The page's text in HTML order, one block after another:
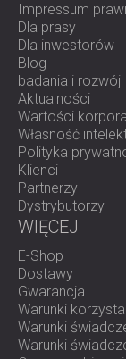
Impressum
Dla prasy
Dla inwestorów
Blog
badania i rozwój
Aktualności
Wartości
Własność
Polityka
Klienci
Partnerzy
Dystrybutorzy
WIĘCEJ
E-Shop
Dostawy
Gwarancja
Warunki
Warunki
Warunki